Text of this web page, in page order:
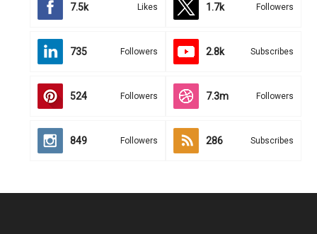
7.5k Likes 1.7k Followers
735 Followers 2.8k Subscribes
524 Followers 7.3m Followers
849 Followers 286 Subscribes